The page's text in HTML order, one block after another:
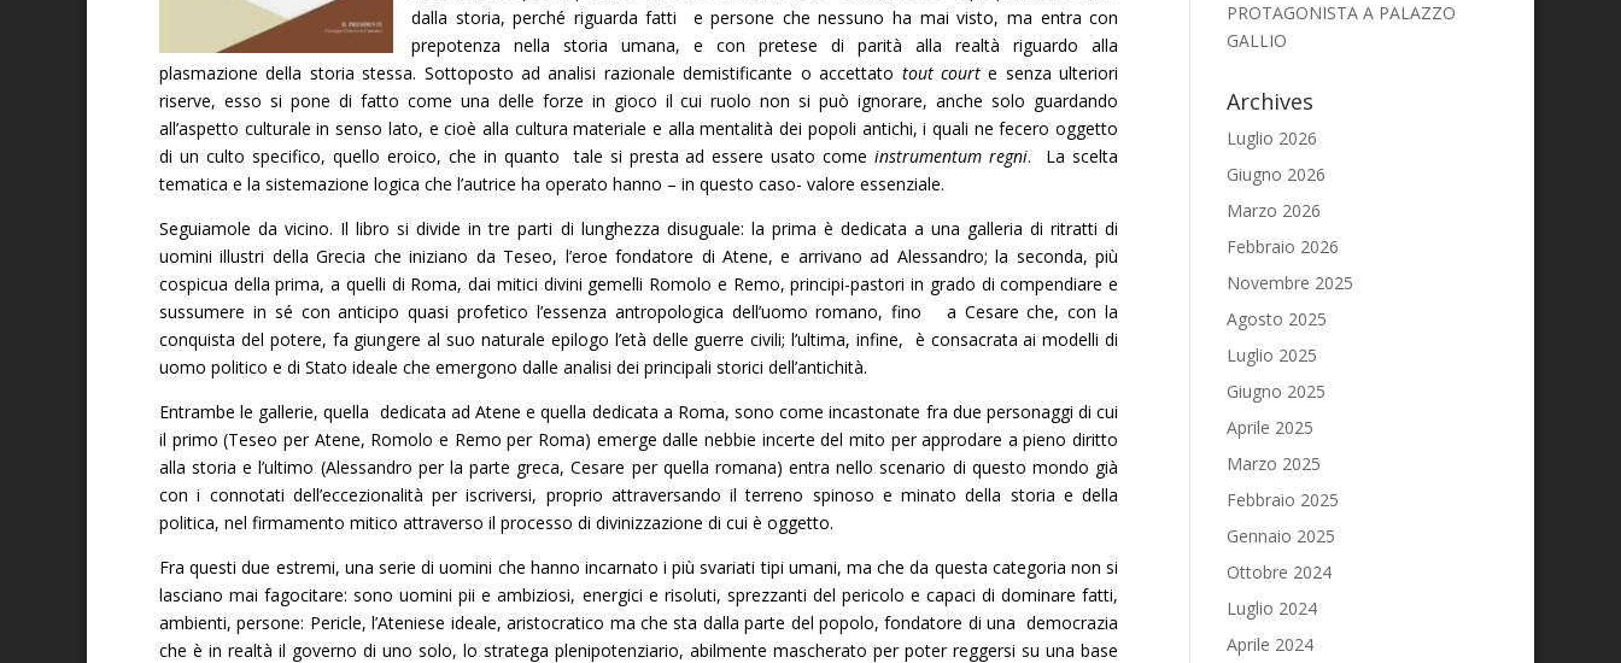
dalla storia, perché riguarda fatti e persone che nessuno ha mai visto, ma entra con
prepotenza nella storia umana, e con pretese di parità alla realtà riguardo alla
plasmazione della storia stessa. Sottoposto ad analisi razionale demistificante o accettato tout courte senza ulteriori
riserve, esso si pone di fatto come una delle forze in gioco il cui ruolo non si può ignorare, anche solo guardando
all’aspetto culturale in senso lato, e cioè alla cultura materiale e alla mentalità dei popoli antichi, i quali ne fecero oggetto
di un culto specifico, quello eroico, che in quanto tale si presta ad essere usato comeinstrumentum regni. La scelta
tematica e la sistemazione logica che l’autrice ha operato hanno – in questo caso- valore essenziale.
Seguiamole da vicino. Il libro si divide in tre parti di lunghezza disuguale: la prima è dedicata a una galleria di ritratti di
uomini illustri della Grecia che iniziano da Teseo, l’eroe fondatore di Atene, e arrivano ad Alessandro; la seconda, più
cospicua della prima, a quelli di Roma, dai mitici divini gemelli Romolo e Remo, principi-pastori in grado di compendiare e
sussumere in sé con anticipo quasi profetico l’essenza antropologica dell’uomo romano, fino a Cesare che, con la
conquista del potere, fa giungere al suo naturale epilogo l’età delle guerre civili; l’ultima, infine, è consacrata ai modelli di
uomo politico e di Stato ideale che emergono dalle analisi dei principali storici dell’antichità.
Entrambe le gallerie, quella dedicata ad Atene e quella dedicata a Roma, sono come incastonate fra due personaggi di cui
il primo (Teseo per Atene, Romolo e Remo per Roma) emerge dalle nebbie incerte del mito per approdare a pieno diritto
alla storia e l’ultimo (Alessandro per la parte greca, Cesare per quella romana) entra nello scenario di questo mondo già
con i connotati dell’eccezionalità per iscriversi, proprio attraversando il terreno spinoso e minato della storia e della
politica, nel firmamento mitico attraverso il processo di divinizzazione di cui è oggetto.
Fra questi due estremi, una serie di uomini che hanno incarnato i più svariati tipi umani, ma che da questa categoria non si
lasciano mai fagocitare: sono uomini pii e ambiziosi, energici e risoluti, sprezzanti del pericolo e capaci di dominare fatti,
ambienti, persone: Pericle, l’Ateniese ideale, aristocratico ma che sta dalla parte del popolo, fondatore di una democrazia
che è in realtà il governo di uno solo, lo stratega plenipotenziario, abilmente mascherato per poter reggersi su una base
PROTAGONISTA A PALAZZO
GALLIO
Archives
Luglio 2026
Giugno 2026
Marzo 2026
Febbraio 2026
Novembre 2025
Agosto 2025
Luglio 2025
Giugno 2025
Aprile 2025
Marzo 2025
Febbraio 2025
Gennaio 2025
Ottobre 2024
Luglio 2024
Aprile 2024